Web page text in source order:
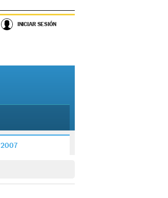
INICIAR SESIÓN
2007